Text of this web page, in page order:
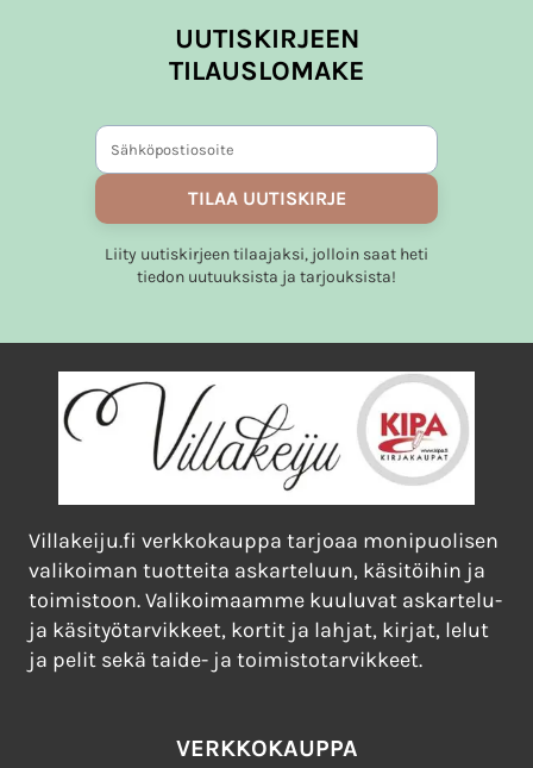
UUTISKIRJEEN
TILAUSLOMAKE
TILAA UUTISKIRJE
Liity uutiskirjeen tilaajaksi, jolloin saat heti
tiedon uutuuksista ja tarjouksista!
Villakeiju.fi verkkokauppa tarjoaa monipuolisen
valikoiman tuotteita askarteluun, käsitöihin ja
toimistoon. Valikoimaamme kuuluvat askartelu-
ja käsityötarvikkeet, kortit ja lahjat, kirjat, lelut
ja pelit sekä taide- ja toimistotarvikkeet.
VERKKOKAUPPA